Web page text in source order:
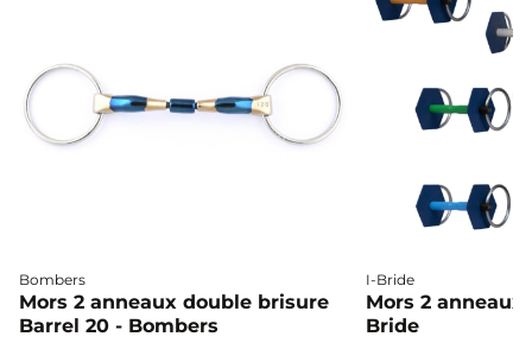
Bombers
Mors 2 anneaux double brisure
Barrel 20 - Bombers
I-Bride
Mors 2
Bride